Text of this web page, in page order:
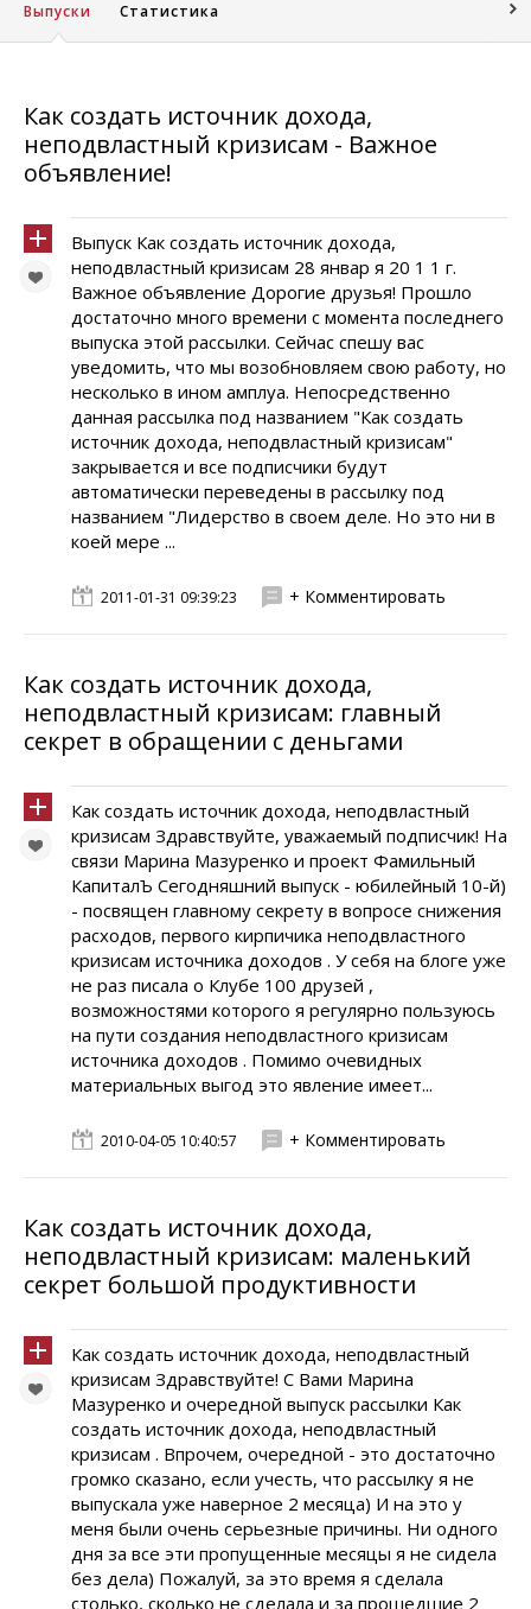
Выпуски Статистика
Как создать источник дохода,
неподвластный кризисам - Важное
объявление!
Выпуск Как создать источник дохода,
неподвластный кризисам 28 январ я 20 1 1 г.
Важное объявление Дорогие друзья! Прошло
достаточно много времени с момента последнего
выпуска этой рассылки. Сейчас спешу вас
уведомить, что мы возобновляем свою работу, но
несколько в ином амплуа. Непосредственно
данная рассылка под названием "Как создать
источник дохода, неподвластный кризисам"
закрывается и все подписчики будут
автоматически переведены в рассылку под
названием "Лидерство в своем деле. Но это ни в
коей мере ...
2011-01-31 09:39:23 + Комментировать
Как создать источник дохода,
неподвластный кризисам: главный
секрет в обращении с деньгами
Как создать источник дохода, неподвластный
кризисам Здравствуйте, уважаемый подписчик! На
связи Марина Мазуренко и проект Фамильный
КапиталЪ Сегодняшний выпуск - юбилейный 10-й)
- посвящен главному секрету в вопросе снижения
расходов, первого кирпичика неподвластного
кризисам источника доходов . У себя на блоге уже
не раз писала о Клубе 100 друзей ,
возможностями которого я регулярно пользуюсь
на пути создания неподвластного кризисам
источника доходов . Помимо очевидных
материальных выгод это явление имеет...
2010-04-05 10:40:57 + Комментировать
Как создать источник дохода,
неподвластный кризисам: маленький
секрет большой продуктивности
Как создать источник дохода, неподвластный
кризисам Здравствуйте! C Вами Марина
Мазуренко и очередной выпуск рассылки Как
создать источник дохода, неподвластный
кризисам . Впрочем, очередной - это достаточно
громко сказано, если учесть, что рассылку я не
выпускала уже наверное 2 месяца) И на это у
меня были очень серьезные причины. Ни одного
дня за все эти пропущенные месяцы я не сидела
без дела) Пожалуй, за это время я сделала
столько, сколько не сделала и за прошедшие 2